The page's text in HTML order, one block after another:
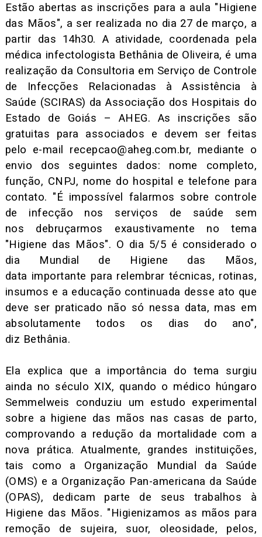
Estão abertas as inscrições para a aula "Higiene
das Mãos", a ser realizada no dia 27 de março, a
partir das 14h30. A atividade, coordenada pela
médica infectologista Bethânia de Oliveira, é uma
realização da Consultoria em Serviço de Controle
de Infecções Relacionadas à Assistência à
Saúde (SCIRAS) da Associação dos Hospitais do
Estado de Goiás – AHEG. As inscrições são
gratuitas para associados e devem ser feitas
pelo e-mail recepcao@aheg.com.br, mediante o
envio dos seguintes dados: nome completo,
função, CNPJ, nome do hospital e telefone para
contato. "É impossível falarmos sobre controle
de infecção nos serviços de saúde sem
nos debruçarmos exaustivamente no tema
"Higiene das Mãos". O dia 5/5 é considerado o
dia Mundial de Higiene das Mãos,
data importante para relembrar técnicas, rotinas,
insumos e a educação continuada desse ato que
deve ser praticado não só nessa data, mas em
absolutamente todos os dias do ano",
diz Bethânia.
Ela explica que a importância do tema surgiu
ainda no século XIX, quando o médico húngaro
Semmelweis conduziu um estudo experimental
sobre a higiene das mãos nas casas de parto,
comprovando a redução da mortalidade com a
nova prática. Atualmente, grandes instituições,
tais como a Organização Mundial da Saúde
(OMS) e a Organização Pan-americana da Saúde
(OPAS), dedicam parte de seus trabalhos à
Higiene das Mãos. "Higienizamos as mãos para
remoção de sujeira, suor, oleosidade, pelos,